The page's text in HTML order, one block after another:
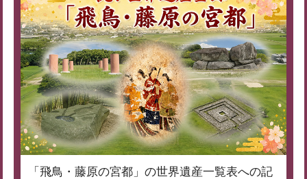
「飛鳥・藤原の宮都」の世界遺産一覧表への記